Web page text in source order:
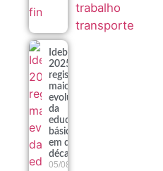
Ideb
2025
registra
maior
evolução
da
educação
básica
em duas
décadas
05/08
trabalho
transporte